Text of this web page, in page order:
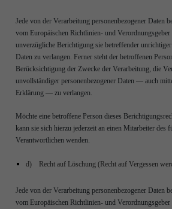
Jede von der Verarbeitung personenbezogener Daten
vom Europäischen Richtlinien- und Verordnungsgeber
unverzügliche Berichtigung sie betreffender unrichtiger
Daten zu verlangen. Ferner steht der betroffenen
Berücksichtigung der Zwecke der Verarbeitung, die
unvollständiger personenbezogener Daten — auch
Erklärung — zu verlangen.
Möchte eine betroffene Person dieses
kann sie sich hierzu jederzeit an einen Mitarbeiter des
Verantwortlichen wenden.
d) Recht auf Löschung (Recht auf Vergessen
Jede von der Verarbeitung personenbezogener Daten
vom Europäischen Richtlinien- und